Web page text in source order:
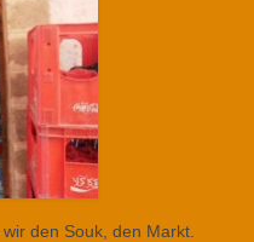
den Souk, den Markt.